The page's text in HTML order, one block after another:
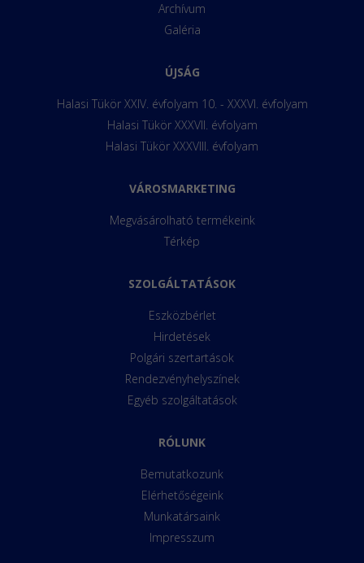
Archívum
Galéria
ÚJSÁG
Halasi Tükör XXIV. évfolyam 10. - XXXVI. évfolyam
Halasi Tükör XXXVII. évfolyam
Halasi Tükör XXXVIII. évfolyam
VÁROSMARKETING
Megvásárolható termékeink
Térkép
SZOLGÁLTATÁSOK
Eszközbérlet
Hirdetések
Polgári szertartások
Rendezvényhelyszínek
Egyéb szolgáltatások
RÓLUNK
Bemutatkozunk
Elérhetőségeink
Munkatársaink
Impresszum